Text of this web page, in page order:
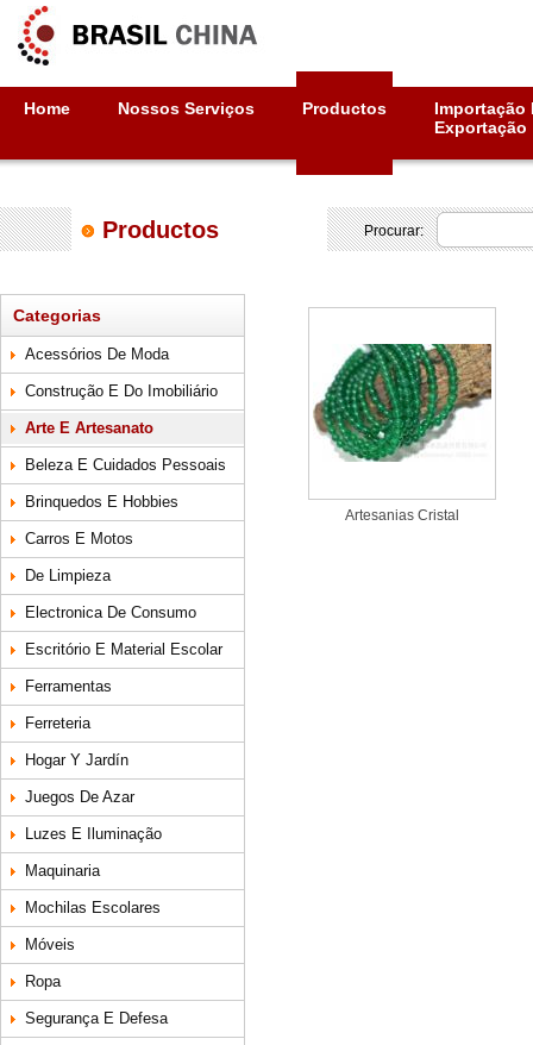
Home Nossos Serviços Productos
Importação
Exportação
Productos Procurar:
Categorias
Acessórios De Moda
Construção E Do Imobiliário
Arte E Artesanato
Beleza E Cuidados Pessoais
Brinquedos E Hobbies
Carros E Motos
De Limpieza
Electronica De Consumo
Escritório E Material Escolar
Ferramentas
Ferreteria
Hogar Y Jardín
Juegos De Azar
Luzes E Iluminação
Maquinaria
Mochilas Escolares
Móveis
Ropa
Segurança E Defesa
Artesanias Cristal